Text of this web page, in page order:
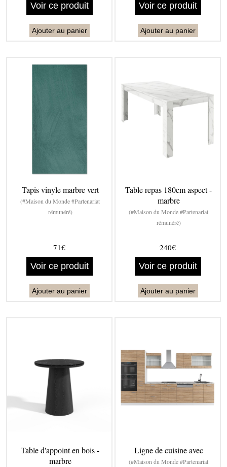
Voir ce produit
Ajouter au panier
Voir ce produit
Ajouter au panier
Tapis vinyle marbre vert
(#Maison du Monde #Partenariat
rémunéré)
71€
Voir ce produit
Ajouter au panier
Table repas 180cm aspect -
marbre
(#Maison du Monde #Partenariat
rémunéré)
240€
Voir ce produit
Ajouter au panier
Table d'appoint en bois -
marbre
Ligne de cuisine avec
(#Maison du Monde #Partenariat